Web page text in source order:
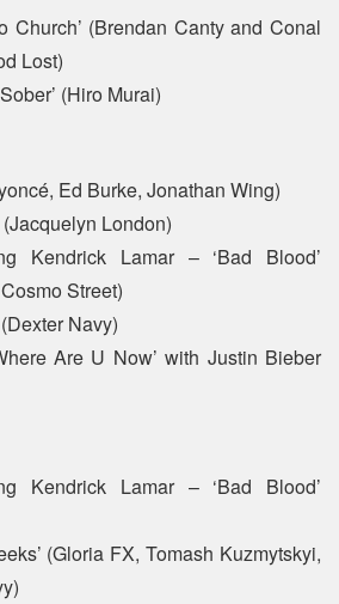
Church’ (Brendan Canty and Conal
Lost)
(Hiro Murai)
Ed Burke, Jonathan Wing)
(Jacquelyn London)
Kendrick Lamar – ‘Bad Blood’
Street)
Navy)
Are U Now’ with Justin Bieber
Kendrick Lamar – ‘Bad Blood’
(Gloria FX, Tomash Kuzmytskyi,